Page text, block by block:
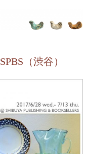
スなど、日本各地の手仕事
案するお店です。
（渋谷）